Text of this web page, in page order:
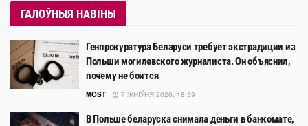
ГАЛОЎНЫЯ НАВІНЫ
Генпрокуратура Беларуси требует экстрадиции из
Польши могилевского журналиста. Он объяснил,
почему не боится
MOST 7 ЖНІЎНЯ 2026, 18:39
В Польше беларуска снимала деньги в банкомате,